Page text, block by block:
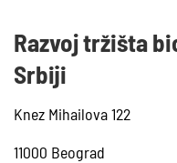
Razvoj tržišta
Srbiji
Knez Mihailova 122
11000 Beograd